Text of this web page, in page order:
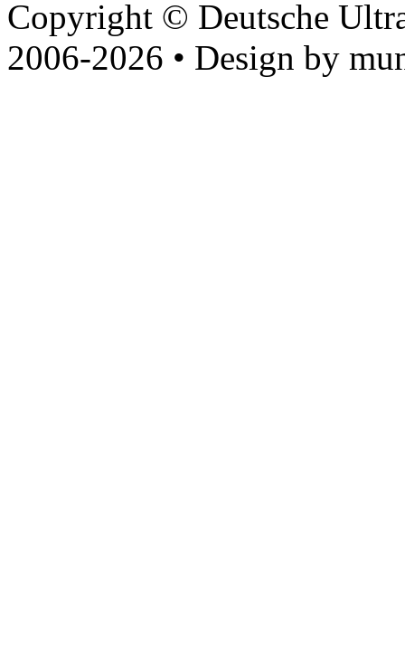
Copyright © Deutsche
2006-2026 • Design by